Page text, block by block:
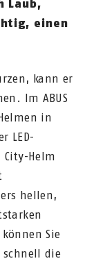
Laub,
einen
kann er
Im ABUS
in
LED-
City-Helm
hellen,
Sie
schnell die